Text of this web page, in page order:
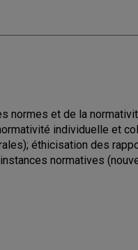
normes et de la
individuelle et
éthicisation des
normatives